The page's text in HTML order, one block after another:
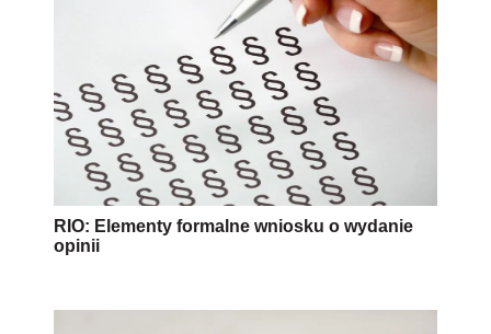
RIO: Elementy formalne wniosku o wydanie
opinii